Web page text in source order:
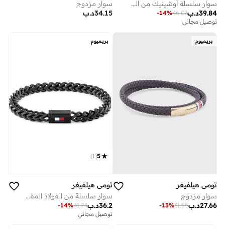
سوار سلسلة أوشينيك من الفولاذ المقاوم للصدأ
د.ب39.84
46.07
-14%
توصيل مجاني
سوار مزدوج
د.ب34.15
بريميوم
تومي هيلفيغر
سوار مزدوج
د.ب27.66
31.55
-13%
بريميوم
5
(
1
)
تومي هيلفيغر
سوار سلسلة من الفولاذ المقاوم للصدأ باللون الأسود مع علم تومي هيلفيغر الأيقوني
د.ب36.2
41.74
-14%
توصيل مجاني